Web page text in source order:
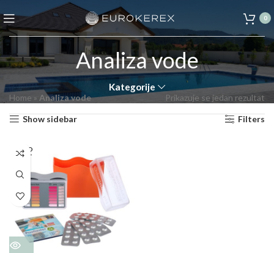
0
Analiza vode
Kategorije
Home » Analiza vode Prikazuje se jedan rezultat
Show sidebar Filters
SOLD
OUT